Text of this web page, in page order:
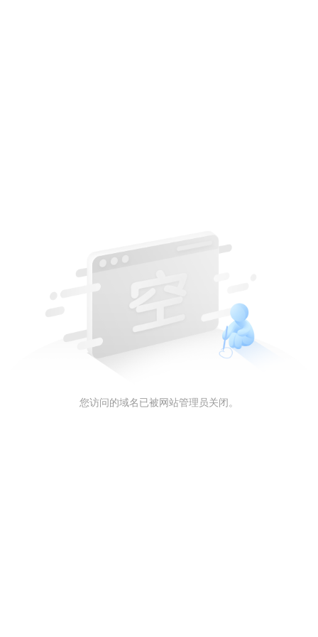
您访问的域名已被网站管理员关闭。